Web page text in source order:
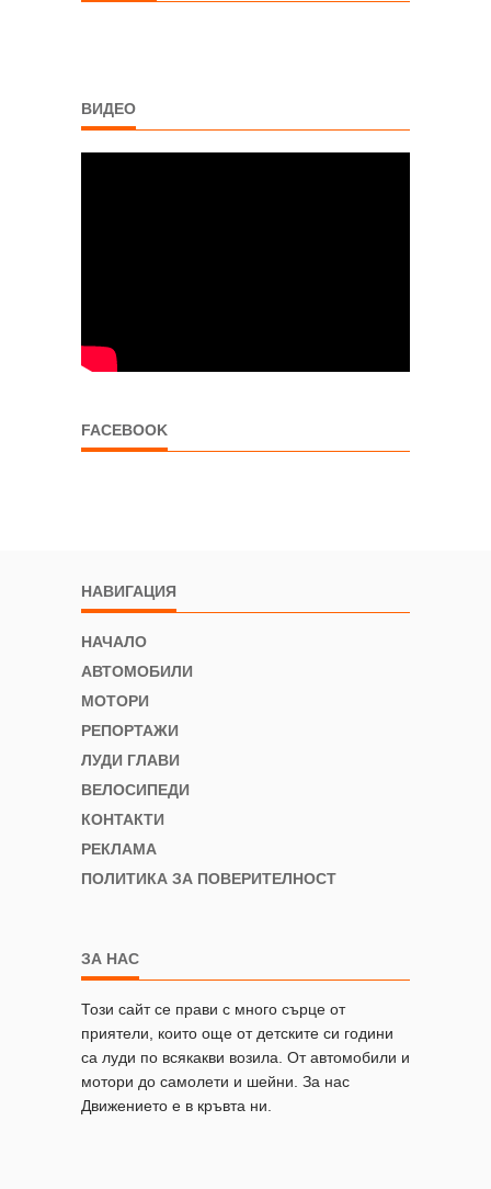
ВИДЕО
FACEBOOK
НАВИГАЦИЯ
НАЧАЛО
АВТОМОБИЛИ
МОТОРИ
РЕПОРТАЖИ
ЛУДИ ГЛАВИ
ВЕЛОСИПЕДИ
КОНТАКТИ
РЕКЛАМА
ПОЛИТИКА ЗА ПОВЕРИТЕЛНОСТ
ЗА НАС
Този сайт се прави с много сърце от
приятели, които още от детските си години
са луди по всякакви возила. От автомобили и
мотори до самолети и шейни. За нас
Движението е в кръвта ни.